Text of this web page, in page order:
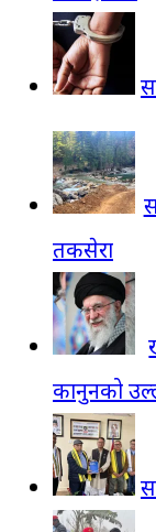
तकसेरा
कानुनको